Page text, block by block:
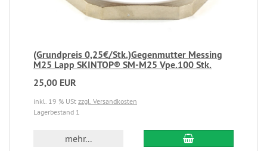
(Grundpreis 0,25€/Stk.)Gegenmutter Messing
M25 Lapp SKINTOP® SM-M25 Vpe.100 Stk.
25,00 EUR
inkl. 19 % USt zzgl. Versandkosten
Lagerbestand 1
mehr...